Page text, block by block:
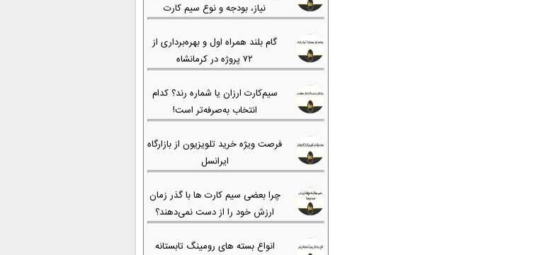
نیاز، بودجه و نوع سیم کارت
گام بلند همراه اول و بهره‌برداری از
۷۲ پروژه در کرمانشاه
سیم‌کارت ارزان یا شماره رند؟ کدام
انتخاب به‌صرفه‌تر است!
فرصت ویژه خرید تلویزیون از بازارگاه
ایرانسل
چرا بعضی سیم کارت ها با گذر زمان
ارزش خود را از دست نمی‌دهند؟
انواع بسته های رومینگ تابستانه